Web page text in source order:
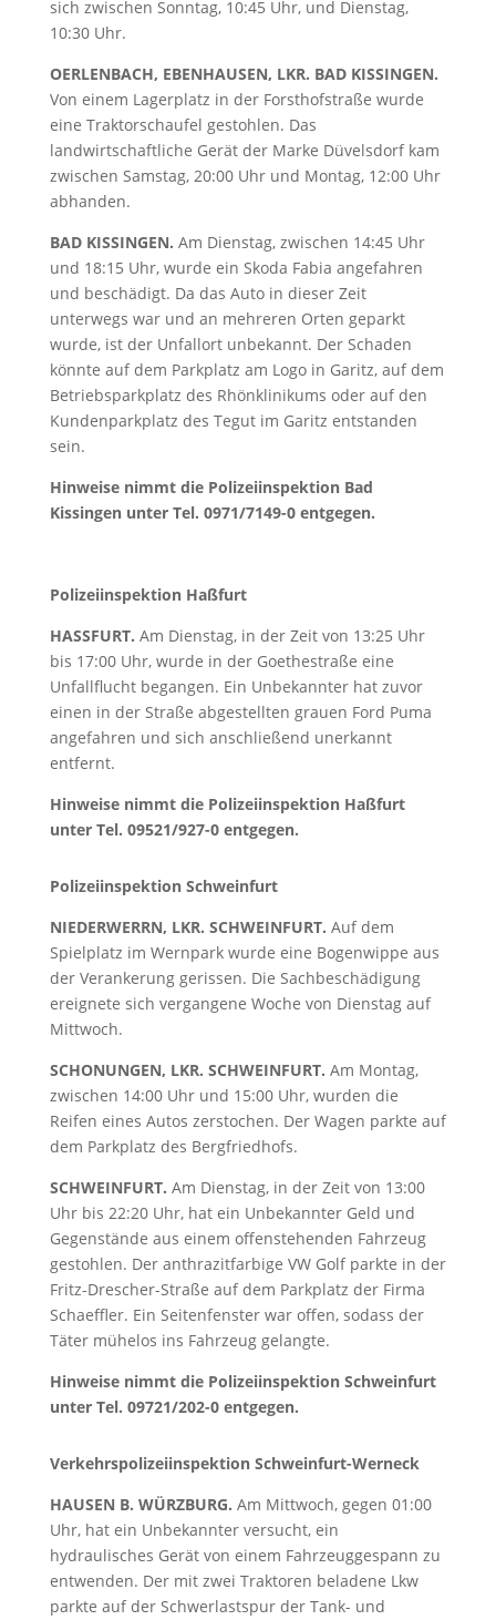
sich zwischen Sonntag, 10:45 Uhr, und Dienstag,
10:30 Uhr.
OERLENBACH, EBENHAUSEN, LKR. BAD KISSINGEN.
Von einem Lagerplatz in der Forsthofstraße wurde
eine Traktorschaufel gestohlen. Das
landwirtschaftliche Gerät der Marke Düvelsdorf kam
zwischen Samstag, 20:00 Uhr und Montag, 12:00 Uhr
abhanden.
BAD KISSINGEN. Am Dienstag, zwischen 14:45 Uhr
und 18:15 Uhr, wurde ein Skoda Fabia angefahren
und beschädigt. Da das Auto in dieser Zeit
unterwegs war und an mehreren Orten geparkt
wurde, ist der Unfallort unbekannt. Der Schaden
könnte auf dem Parkplatz am Logo in Garitz, auf dem
Betriebsparkplatz des Rhönklinikums oder auf den
Kundenparkplatz des Tegut im Garitz entstanden
sein.
Hinweise nimmt die Polizeiinspektion Bad
Kissingen unter Tel. 0971/7149-0 entgegen.
Polizeiinspektion Haßfurt
HASSFURT. Am Dienstag, in der Zeit von 13:25 Uhr
bis 17:00 Uhr, wurde in der Goethestraße eine
Unfallflucht begangen. Ein Unbekannter hat zuvor
einen in der Straße abgestellten grauen Ford Puma
angefahren und sich anschließend unerkannt
entfernt.
Hinweise nimmt die Polizeiinspektion Haßfurt
unter Tel. 09521/927-0 entgegen.
Polizeiinspektion Schweinfurt
NIEDERWERRN, LKR. SCHWEINFURT. Auf dem
Spielplatz im Wernpark wurde eine Bogenwippe aus
der Verankerung gerissen. Die Sachbeschädigung
ereignete sich vergangene Woche von Dienstag auf
Mittwoch.
SCHONUNGEN, LKR. SCHWEINFURT. Am Montag,
zwischen 14:00 Uhr und 15:00 Uhr, wurden die
Reifen eines Autos zerstochen. Der Wagen parkte auf
dem Parkplatz des Bergfriedhofs.
SCHWEINFURT. Am Dienstag, in der Zeit von 13:00
Uhr bis 22:20 Uhr, hat ein Unbekannter Geld und
Gegenstände aus einem offenstehenden Fahrzeug
gestohlen. Der anthrazitfarbige VW Golf parkte in der
Fritz-Drescher-Straße auf dem Parkplatz der Firma
Schaeffler. Ein Seitenfenster war offen, sodass der
Täter mühelos ins Fahrzeug gelangte.
Hinweise nimmt die Polizeiinspektion Schweinfurt
unter Tel. 09721/202-0 entgegen.
Verkehrspolizeiinspektion Schweinfurt-Werneck
HAUSEN B. WÜRZBURG. Am Mittwoch, gegen 01:00
Uhr, hat ein Unbekannter versucht, ein
hydraulisches Gerät von einem Fahrzeuggespann zu
entwenden. Der mit zwei Traktoren beladene Lkw
parkte auf der Schwerlastspur der Tank- und